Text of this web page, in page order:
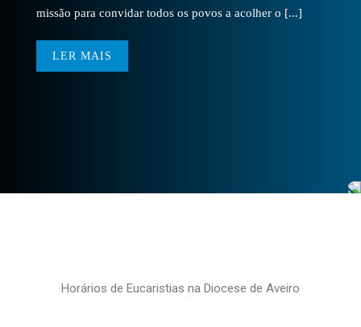
missão para convidar todos os povos a acolher o [...]
LER MAIS
Horários de Eucaristias na Diocese de Aveiro